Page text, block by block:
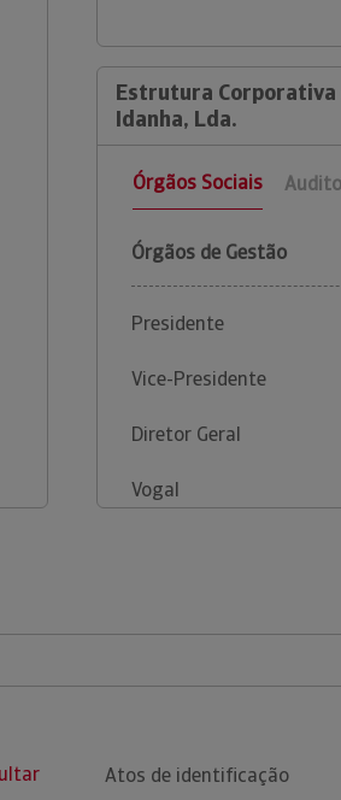
Estrutura Corporativa
Idanha, Lda.
Órgãos Sociais
Órgãos de Gestão
Presidente
Vice-Presidente
Diretor Geral
Vogal
Atos de identificação